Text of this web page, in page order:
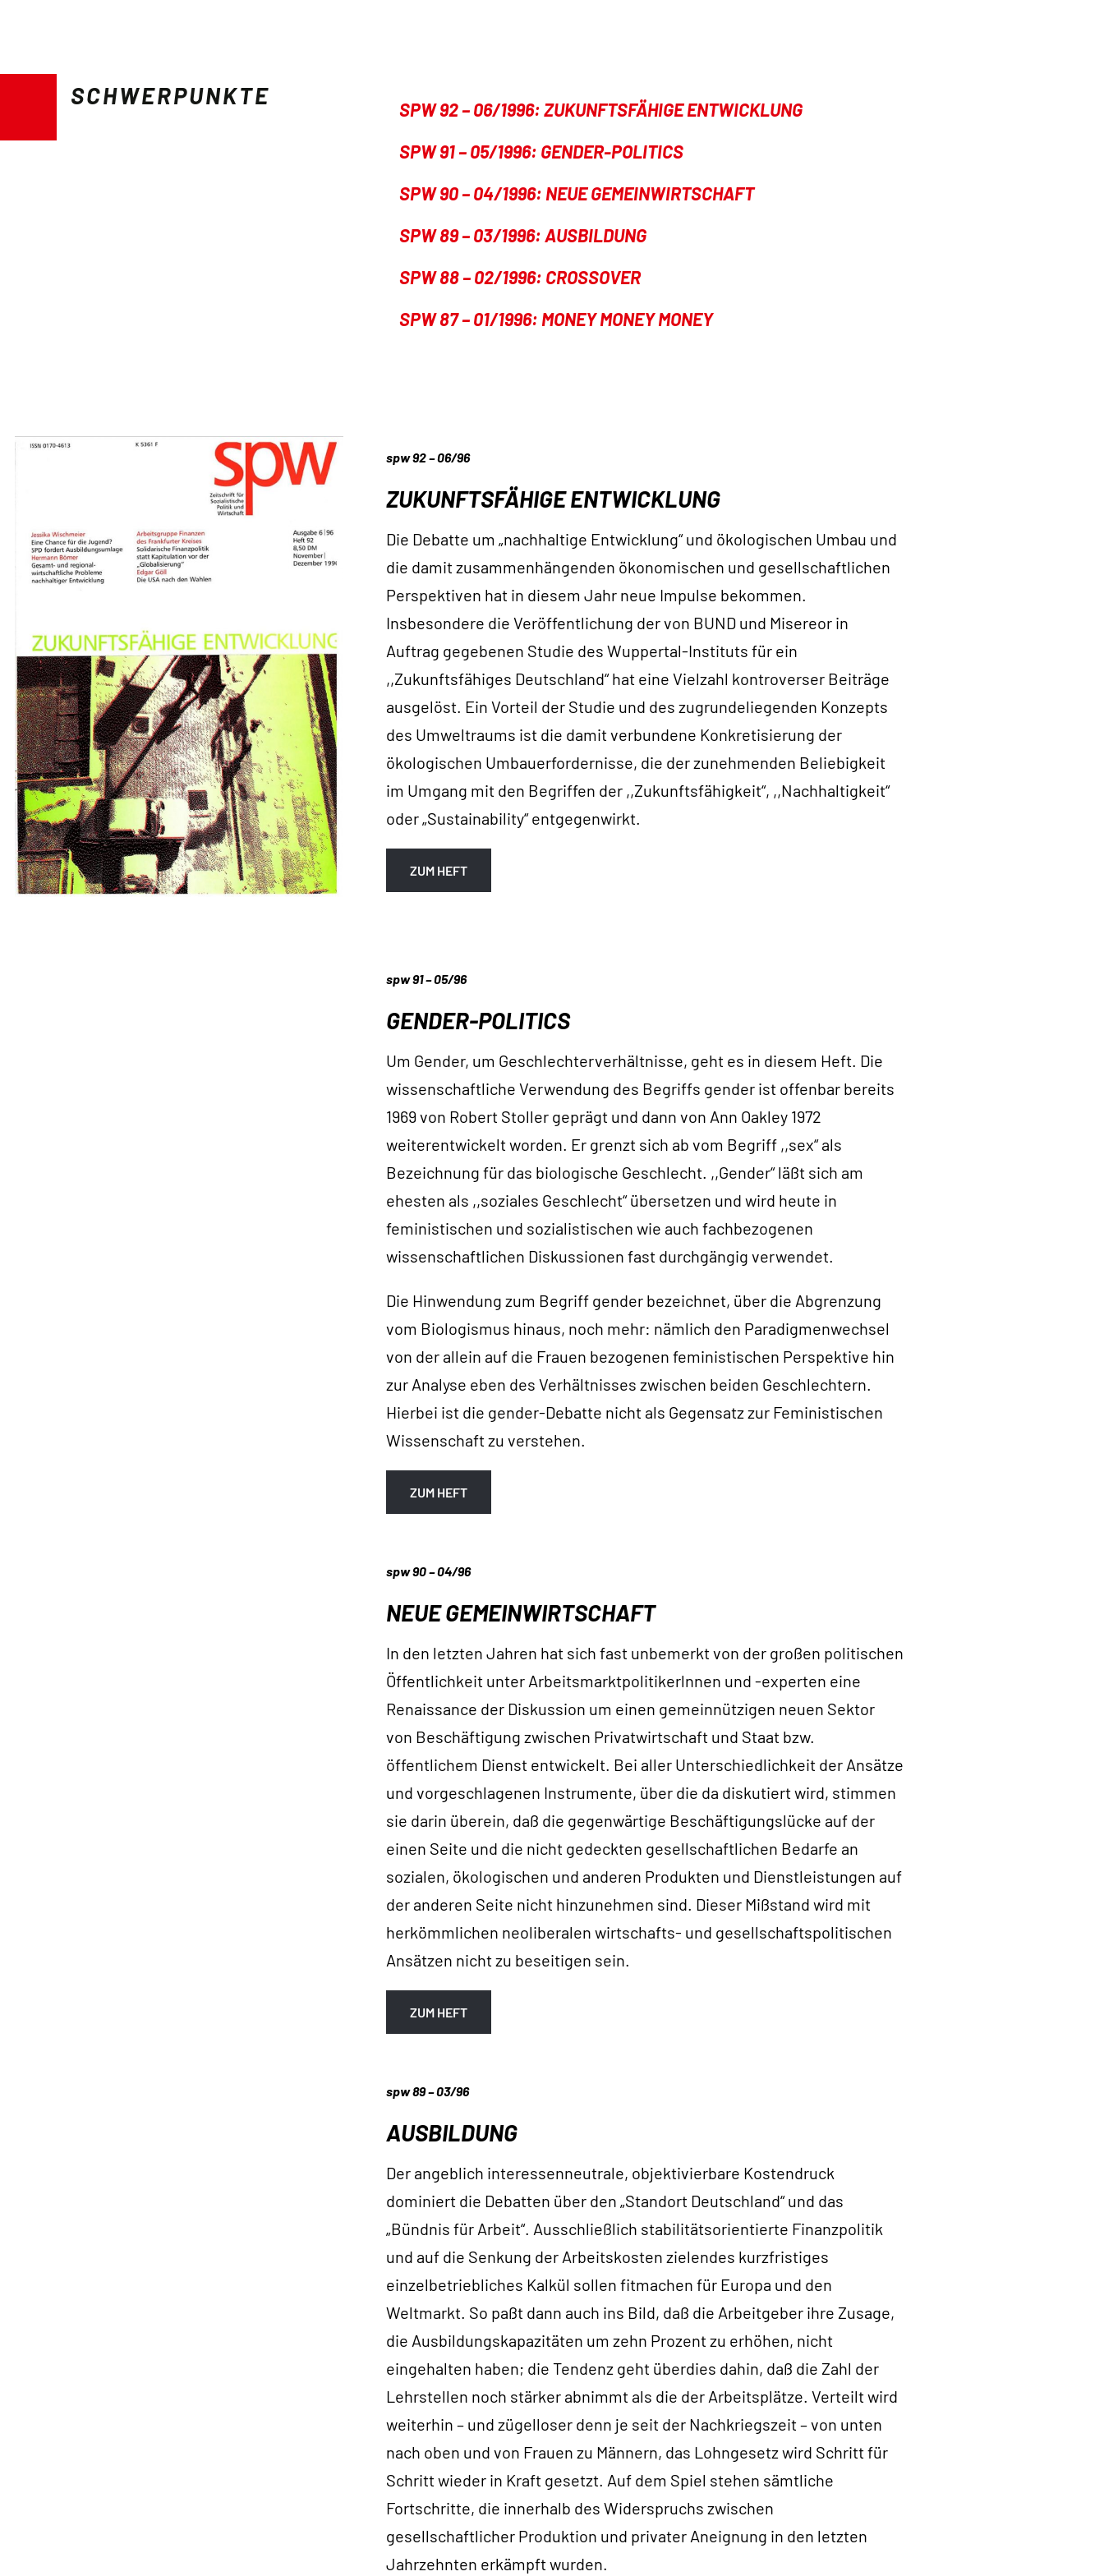
SCHWERPUNKTE
SPW 92 – 06/1996: ZUKUNFTSFÄHIGE ENTWICKLUNG
SPW 91 – 05/1996: GENDER-POLITICS
SPW 90 – 04/1996: NEUE GEMEINWIRTSCHAFT
SPW 89 – 03/1996: AUSBILDUNG
SPW 88 – 02/1996: CROSSOVER
SPW 87 – 01/1996: MONEY MONEY MONEY
spw 92 – 06/96
ZUKUNFTSFÄHIGE ENTWICKLUNG
Die Debatte um „nachhaltige Entwicklung“ und ökologischen Umbau und
die damit zusammenhängenden ökonomischen und gesellschaftlichen
Perspektiven hat in diesem Jahr neue Impulse bekommen.
Insbesondere die Veröffentlichung der von BUND und Misereor in
Auftrag gegebenen Studie des Wuppertal-Instituts für ein
,,Zukunftsfähiges Deutschland“ hat eine Vielzahl kontroverser Beiträge
ausgelöst. Ein Vorteil der Studie und des zugrundeliegenden Konzepts
des Umweltraums ist die damit verbundene Konkretisierung der
ökologischen Umbauerfordernisse, die der zunehmenden Beliebigkeit
im Umgang mit den Begriffen der ,,Zukunftsfähigkeit“, ,,Nachhaltigkeit“
oder „Sustainability“ entgegenwirkt.
ZUM HEFT
spw 91 – 05/96
GENDER-POLITICS
Um Gender, um Geschlechterverhältnisse, geht es in diesem Heft. Die
wissenschaftliche Verwendung des Begriffs gender ist offenbar bereits
1969 von Robert Stoller geprägt und dann von Ann Oakley 1972
weiterentwickelt worden. Er grenzt sich ab vom Begriff ,,sex“ als
Bezeichnung für das biologische Geschlecht. ,,Gender“ läßt sich am
ehesten als ,,soziales Geschlecht“ übersetzen und wird heute in
feministischen und sozialistischen wie auch fachbezogenen
wissenschaftlichen Diskussionen fast durchgängig verwendet.
Die Hinwendung zum Begriff gender bezeichnet, über die Abgrenzung
vom Biologismus hinaus, noch mehr: nämlich den Paradigmenwechsel
von der allein auf die Frauen bezogenen feministischen Perspektive hin
zur Analyse eben des Verhältnisses zwischen beiden Geschlechtern.
Hierbei ist die gender-Debatte nicht als Gegensatz zur Feministischen
Wissenschaft zu verstehen.
ZUM HEFT
spw 90 – 04/96
NEUE GEMEINWIRTSCHAFT
In den letzten Jahren hat sich fast unbemerkt von der großen politischen
Öffentlichkeit unter Arbeitsmarktpolitikerlnnen und -experten eine
Renaissance der Diskussion um einen gemeinnützigen neuen Sektor
von Beschäftigung zwischen Privatwirtschaft und Staat bzw.
öffentlichem Dienst entwickelt. Bei aller Unterschiedlichkeit der Ansätze
und vorgeschlagenen Instrumente, über die da diskutiert wird, stimmen
sie darin überein, daß die gegenwärtige Beschäftigungslücke auf der
einen Seite und die nicht gedeckten gesellschaftlichen Bedarfe an
sozialen, ökologischen und anderen Produkten und Dienstleistungen auf
der anderen Seite nicht hinzunehmen sind. Dieser Mißstand wird mit
herkömmlichen neoliberalen wirtschafts- und gesellschaftspolitischen
Ansätzen nicht zu beseitigen sein.
ZUM HEFT
spw 89 – 03/96
AUSBILDUNG
Der angeblich interessenneutrale, objektivierbare Kostendruck
dominiert die Debatten über den „Standort Deutschland“ und das
„Bündnis für Arbeit“. Ausschließlich stabilitätsorientierte Finanzpolitik
und auf die Senkung der Arbeitskosten zielendes kurzfristiges
einzelbetriebliches Kalkül sollen fitmachen für Europa und den
Weltmarkt. So paßt dann auch ins Bild, daß die Arbeitgeber ihre Zusage,
die Ausbildungskapazitäten um zehn Prozent zu erhöhen, nicht
eingehalten haben; die Tendenz geht überdies dahin, daß die Zahl der
Lehrstellen noch stärker abnimmt als die der Arbeitsplätze. Verteilt wird
weiterhin – und zügelloser denn je seit der Nachkriegszeit – von unten
nach oben und von Frauen zu Männern, das Lohngesetz wird Schritt für
Schritt wieder in Kraft gesetzt. Auf dem Spiel stehen sämtliche
Fortschritte, die innerhalb des Widerspruchs zwischen
gesellschaftlicher Produktion und privater Aneignung in den letzten
Jahrzehnten erkämpft wurden.